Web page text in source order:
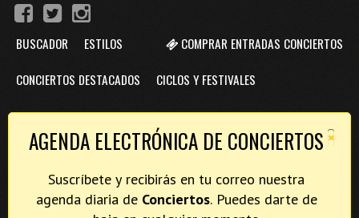
COMPRAR ENTRADAS CONCIERTOS
BUSCADOR ESTILOS
CONCIERTOS DESTACADOS CICLOS Y FESTIVALES
×
AGENDA ELECTRÓNICA DE CONCIERTOS
Suscríbete y recibirás en tu correo nuestra
agenda diaria de Conciertos. Puedes darte de